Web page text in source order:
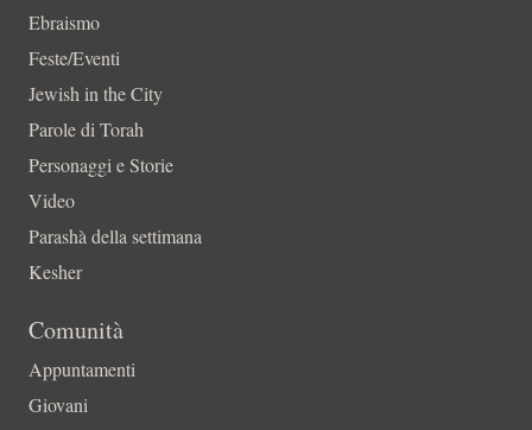
Ebraismo
Feste/Eventi
Jewish in the City
Parole di Torah
Personaggi e Storie
Video
Parashà della settimana
Kesher
Comunità
Appuntamenti
Giovani